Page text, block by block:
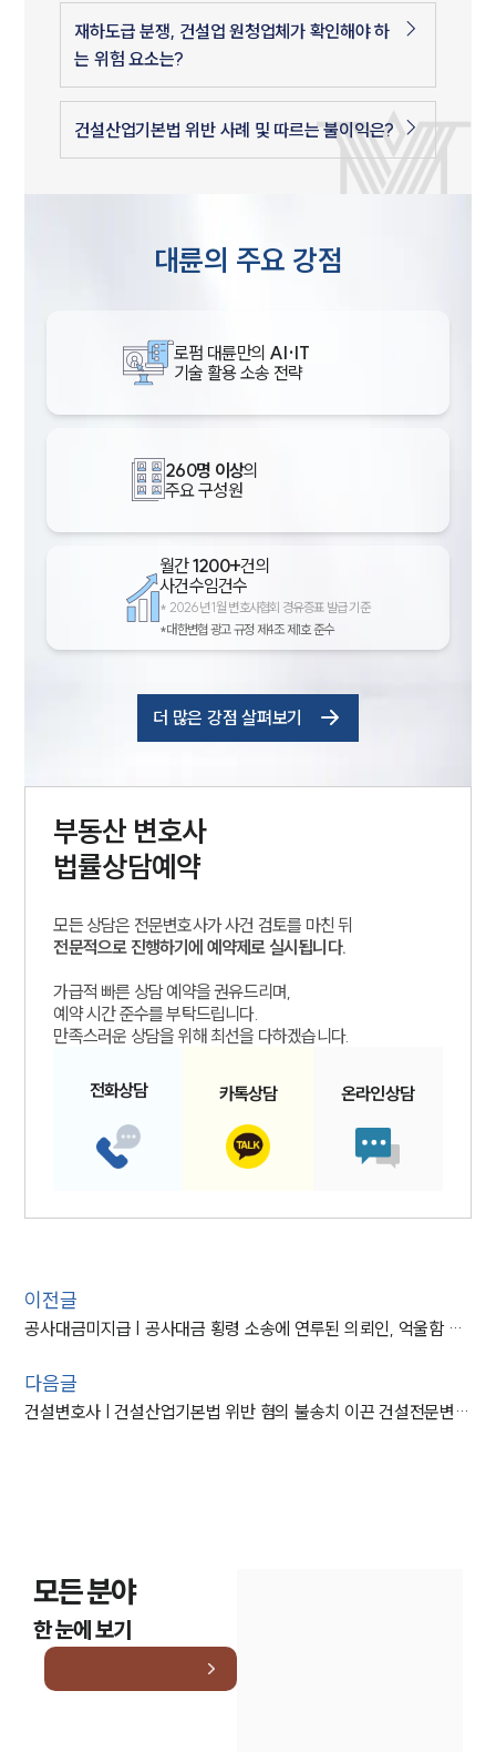
재하도급 분쟁, 건설업 원청업체가 확인해야 하
는 위험 요소는?
건설산업기본법 위반 사례 및 따르는 불이익은?
대륜의 주요 강점
로펌 대륜만의 AI·IT
기술 활용 소송 전략
260명 이상의
주요 구성원
월간1200+건의
사건수임건수
* 2026년 1월 변호사협회 경유증표 발급 기준
*대한변협 광고 규정 제4조 제1호 준수
더 많은 강점 살펴보기
부동산 변호사
법률상담예약
모든 상담은 전문변호사가 사건 검토를 마친 뒤
전문적으로 진행하기에 예약제로 실시됩니다.
가급적 빠른 상담 예약을 권유드리며,
예약 시간 준수를 부탁드립니다.
만족스러운 상담을 위해 최선을 다하겠습니다.
전화상담 카톡상담 온라인상담
이전글
공사대금미지급 | 공사대금 횡령 소송에 연루된 의뢰인, 억울함 풀어낸 사례
다음글
건설변호사 | 건설산업기본법 위반 혐의 불송치 이끈 건설전문변호사
모든 분야
한 눈에 보기